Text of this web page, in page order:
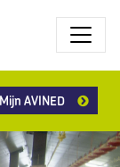
Mijn AVINED